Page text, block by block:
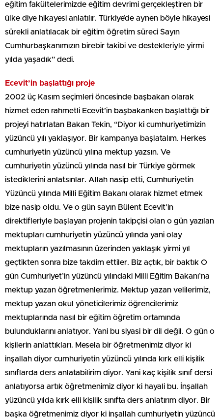
eğitim fakültelerimizde eğitim devrimi gerçekleştiren bir
ülke diye hikayesi anlatılır. Türkiye’de aynen böyle hikayesi
sürekli anlatılacak bir eğitim öğretim süreci Sayın
Cumhurbaşkanımızın birebir takibi ve destekleriyle yirmi
yılda yaşadık” dedi.
Ecevit’in başlattığı proje
2002 üç Kasım seçimleri öncesinde başbakan olarak
hizmet eden rahmetli Ecevit’in başbakanken başlattığı bir
projeyi hatırlatan Bakan Tekin, “Diyor ki cumhuriyetimizin
yüzüncü yılı yaklaşıyor. Bir kampanya başlatalım. Herkes
cumhuriyetin yüzüncü yılına mektup yazsın. Ve
cumhuriyetin yüzüncü yılında nasıl bir Türkiye görmek
istediklerini anlatsınlar. Allah nasip etti, Cumhuriyetin
Yüzüncü yılında Milli Eğitim Bakanı olarak hizmet etmek
bize nasip oldu. Ve o gün sayın Bülent Ecevit’in
direktifleriyle başlayan projenin takipçisi olan o gün yazılan
mektupları cumhuriyetin yüzüncü yılında yani olay
mektupların yazılmasının üzerinden yaklaşık yirmi yıl
geçtikten sonra bize takdim ettiler. Biz açtık, bir baktık O
gün Cumhuriyet’in yüzüncü yılındaki Milli Eğitim Bakanı’na
mektup yazan öğretmenlerimiz. Mektup yazan velilerimiz,
mektup yazan okul yöneticilerimiz öğrencilerimiz
mektuplarında nasıl bir eğitim öğretim ortamında
bulunduklarını anlatıyor. Yani bu siyasi bir dil değil. O gün o
kişilerin anlattıkları. Mesela bir öğretmenimiz diyor ki
inşallah diyor cumhuriyetin yüzüncü yılında kırk elli kişilik
sınıflarda ders anlatabilirim diyor. Yani kaç kişilik sınıf dersi
anlatıyorsa artık öğretmenimiz diyor ki hayali bu. İnşallah
yüzüncü yılda kırk elli kişilik sınıfta ders anlatırım diyor. Bir
başka öğretmenimiz diyor ki inşallah cumhuriyetin yüzüncü